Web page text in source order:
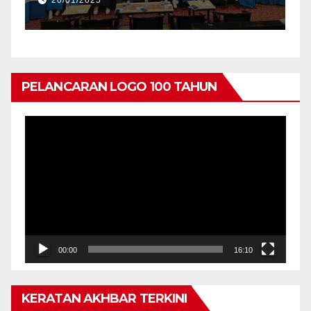
PENYERAHAN TABLET
PELANCARAN LOGO 100 TAHUN
00:00 16:10
KERATAN AKHBAR TERKINI